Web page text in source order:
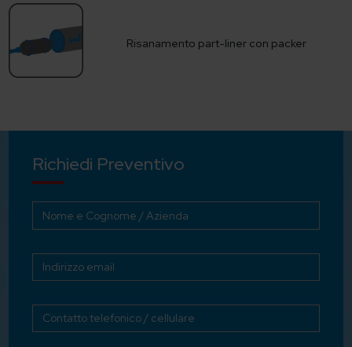
Risanamento part-liner con packer
Richiedi Preventivo